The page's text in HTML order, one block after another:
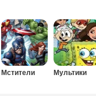
Мстители Мультики